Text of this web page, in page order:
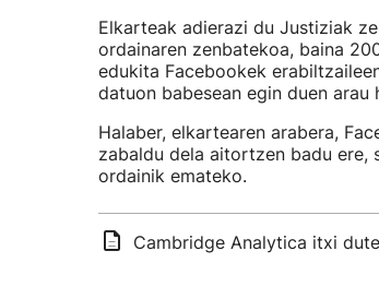
Elkarteak adierazi du Justiziak
ordainaren zenbatekoa, baina
edukita Facebookek
datuon babesean egin duen arau
Halaber, elkartearen arabera,
zabaldu dela aitortzen badu ere,
ordainik emateko.
Cambridge Analytica itxi